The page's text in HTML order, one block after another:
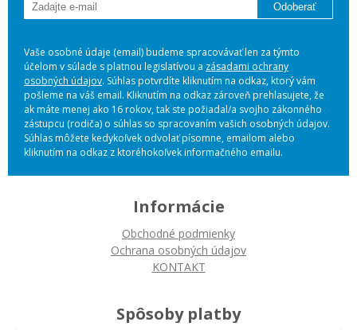
Odoberať
Vaše osobné údaje (email) budeme spracovávať len za týmto
účelom v súlade s platnou legislatívou a zásadami ochrany
osobných údajov. Súhlas potvrdíte kliknutím na odkaz, ktorý vám
pošleme na váš email. Kliknutím na odkaz zároveň prehlasujete, že
ak máte menej ako 16 rokov, tak ste požiadal/a svojho zákonného
zástupcu (rodiča) o súhlas so spracovaním vašich osobných údajov.
Súhlas môžete kedykoľvek odvolať písomne, emailom alebo
kliknutím na odkaz z ktoréhokoľvek informačného emailu.
Informácie
Obchodné podmienky
Ochrana osobných údajov
KONTAKT
Spôsoby platby